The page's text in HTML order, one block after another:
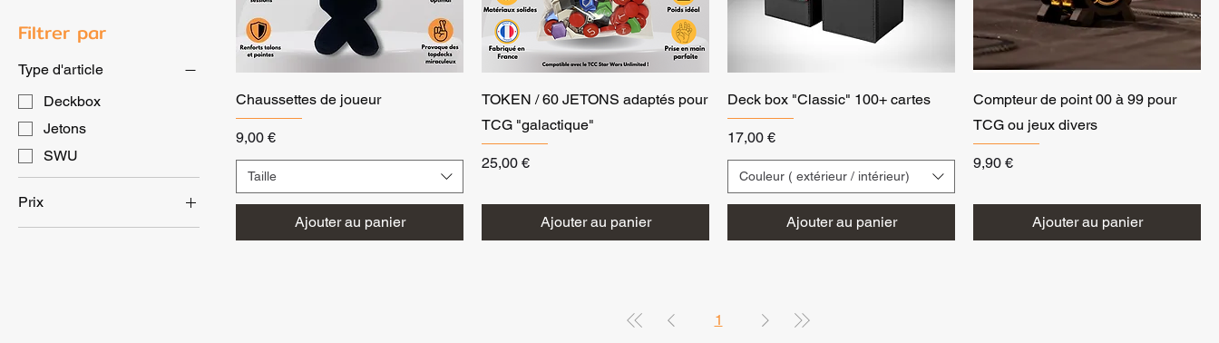
Filtrer par
Type d'article
Deckbox
Jetons
SWU
Prix
Chaussettes de joueur
Prix
9,00 €
Taille
Ajouter au panier
TOKEN / 60 JETONS adaptés pour
TCG "galactique"
Prix
25,00 €
Ajouter au panier
Deck box "Classic" 100+ cartes
Prix
17,00 €
Couleur ( extérieur / intérieur)
Ajouter au panier
Compteur de point 00 à 99 pour
TCG ou jeux divers
Prix
9,90 €
Ajouter au panier
1